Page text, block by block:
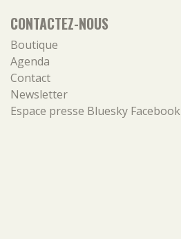
CONTACTEZ-NOUS
Boutique
Agenda
Contact
Newsletter
Espace presse Bluesky Facebook